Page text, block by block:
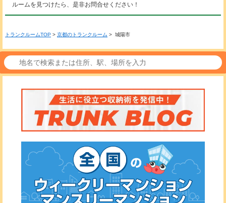
ルームを見つけたら、是非お問合せください！
トランクルームTOP > 京都のトランクルーム > 城陽市